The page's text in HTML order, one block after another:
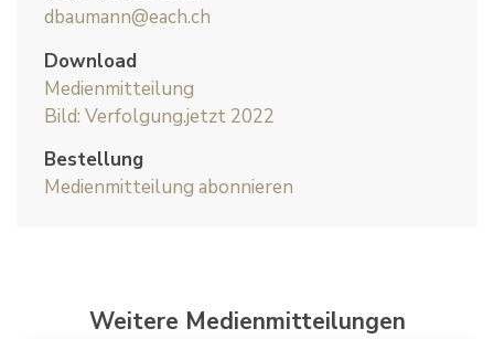
dbaumann@each.ch
Download
Medienmitteilung
Bild: Verfolgung.jetzt 2022
Bestellung
Medienmitteilung abonnieren
Weitere Medienmitteilungen